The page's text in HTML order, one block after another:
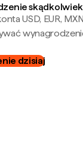
skądkolwiek
USD, EUR,
dzisiaj